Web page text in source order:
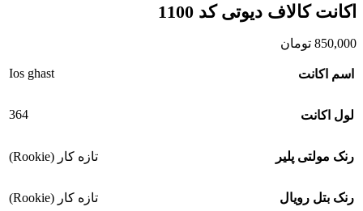
اکانت کالاف دیوتی کد 1100
850,000 تومان
اسم اکانت Ios ghast
لول اکانت 364
رنک مولتی پلیر تازه کار (Rookie)
رنک بتل رویال تازه کار (Rookie)